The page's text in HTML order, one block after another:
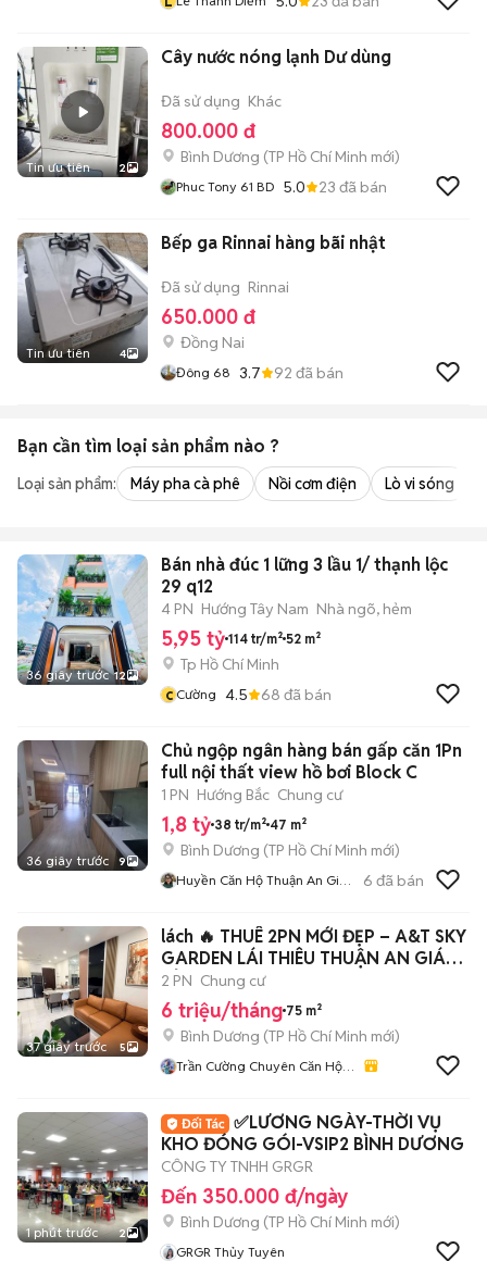
Tin ưu tiên 2
Cây nước nóng lạnh Dư dùng
Đã sử dụng Khác
800.000 đ
Bình Dương (TP Hồ Chí Minh mới)
Phuc Tony 61 BD 5.0 23 đã bán
Tin ưu tiên 4
Bếp ga Rinnai hàng bãi nhật
Đã sử dụng Rinnai
650.000 đ
Đồng Nai
Đông 68 3.7 92 đã bán
Bạn cần tìm loại sản phẩm nào ?
Loại sản phẩm: Máy pha cà phê Nồi cơm điện Lò vi sóng
36 giây trước 12
Bán nhà đúc 1 lững 3 lầu 1/ thạnh lộc
29 q12
4 PN Hướng Tây Nam Nhà ngõ, hẻm
5,95 tỷ 114 tr/m² 52 m²
Tp Hồ Chí Minh
c Cường 4.5 68 đã bán
36 giây trước 9
Chủ ngộp ngân hàng bán gấp căn 1Pn
full nội thất view hồ bơi Block C
1 PN Hướng Bắc Chung cư
1,8 tỷ 38 tr/m² 47 m²
Bình Dương (TP Hồ Chí Minh mới)
Huyền Căn Hộ Thuận An Giá
6 đã bán
37 giây trước 5
lách 🔥 THUÊ 2PN MỚI ĐẸP – A&T SKY
GARDEN LÁI THIÊU THUẬN AN GIÁ
RẺ 6TR
2 PN Chung cư
6 triệu/tháng 75 m²
Bình Dương (TP Hồ Chí Minh mới)
Trần Cường Chuyên Căn Hộ
1 phút trước 2
✅LƯƠNG NGÀY-THỜI VỤ
KHO ĐÓNG GÓI-VSIP2 BÌNH DƯƠNG
CÔNG TY TNHH GRGR
Đến 350.000 đ/ngày
Bình Dương (TP Hồ Chí Minh mới)
GRGR Thủy Tuyên